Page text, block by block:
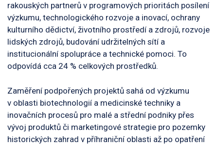
rakouských partnerů v programových prioritách posílení
výzkumu, technologického rozvoje a inovací, ochrany
kulturního dědictví, životního prostředí a zdrojů, rozvoje
lidských zdrojů, budování udržitelných sítí a
institucionální spolupráce a technické pomoci. To
odpovídá cca 24 % celkových prostředků.
Zaměření podpořených projektů sahá od výzkumu
v oblasti biotechnologií a medicinské techniky a
inovačních procesů pro malé a střední podniky přes
vývoj produktů či marketingové strategie pro pozemky
historických zahrad v příhraniční oblasti až po opatření